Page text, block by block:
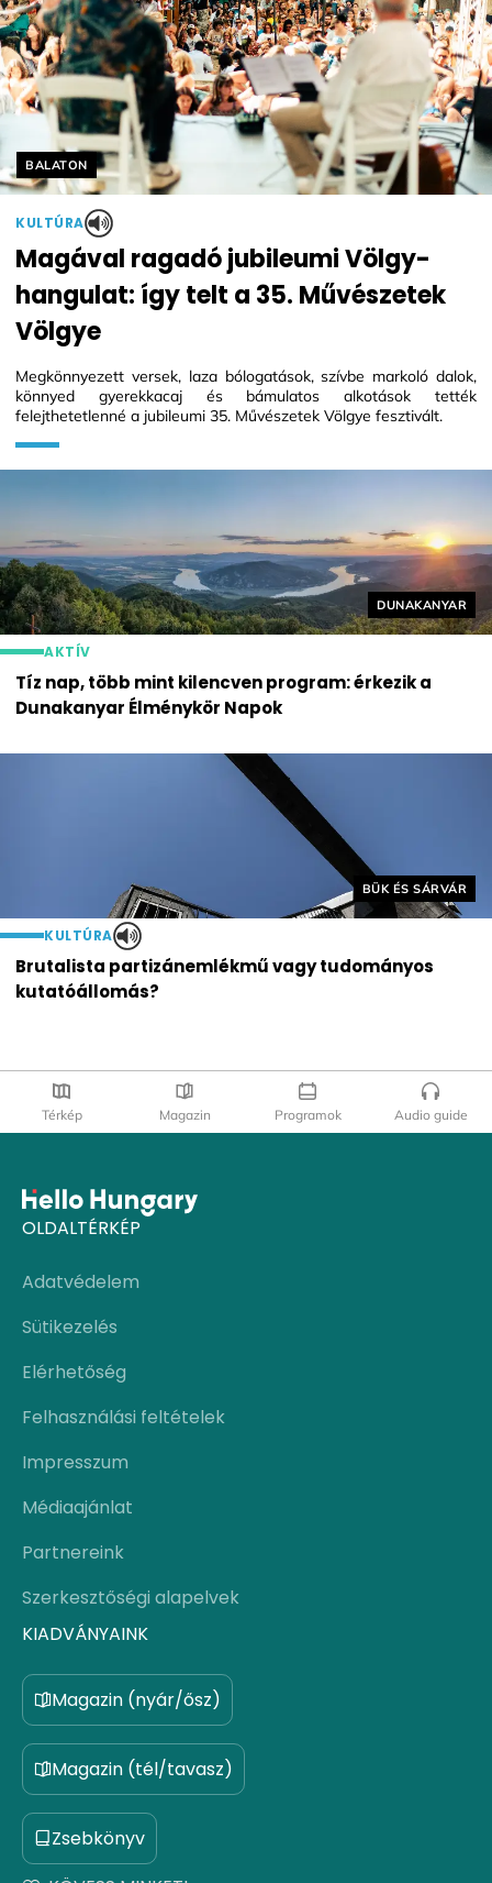
Helyszín
DUNAKANYAR
AKTÍV
Tíz nap, több mint kilencven program: érkezik a
Dunakanyar Élménykör Napok
Helyszín címkék:
BALATON
KULTÚRA
Magával ragadó jubileumi Völgy-
hangulat: így telt a 35. Művészetek
Völgye
Megkönnyezett versek, laza bólogatások, szívbe markoló dalok,
könnyed gyerekkacaj és bámulatos alkotások tették
felejthetetlenné a jubileumi 35. Művészetek Völgye fesztivált.
Helyszín címkék:
BÜK ÉS SÁRVÁR
KULTÚRA
Brutalista partizánemlékmű vagy tudományos
kutatóállomás?
Térkép Magazin Programok Audio guide
OLDALTÉRKÉP
Adatvédelem
Sütikezelés
Elérhetőség
Felhasználási feltételek
Impresszum
Médiaajánlat
Partnereink
Szerkesztőségi alapelvek
KIADVÁNYAINK
Magazin (nyár/ősz)
Magazin (tél/tavasz)
Zsebkönyv